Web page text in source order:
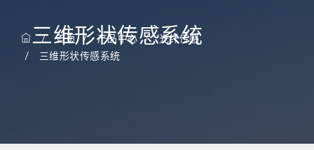
三维形状传感系统
首页 产品中心
光纤传感
三维形状传感系统